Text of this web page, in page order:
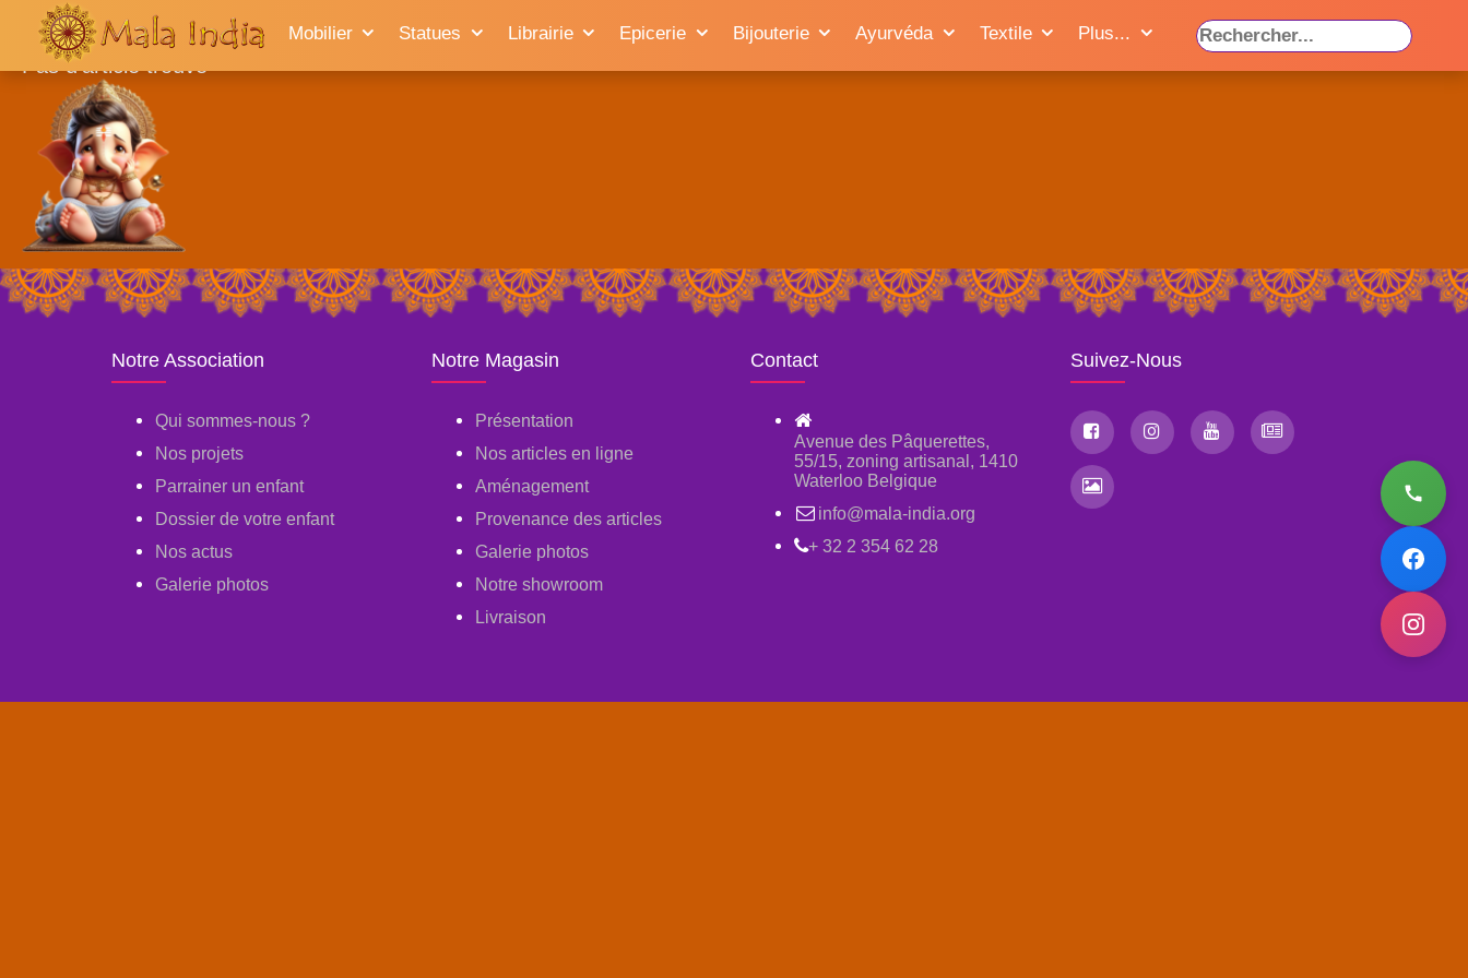
Mobilier Statues Librairie Epicerie Bijouterie Ayurvéda Textile Plus...
Accueil
Pas d'article trouvé
Notre Association
Qui sommes-nous ?
Nos projets
Parrainer un enfant
Dossier de votre enfant
Nos actus
Galerie photos
Notre Magasin
Présentation
Nos articles en ligne
Aménagement
Provenance des articles
Galerie photos
Notre showroom
Livraison
Contact
Avenue des Pâquerettes,
55/15, zoning artisanal, 1410
Waterloo Belgique
info@mala-india.org
+ 32 2 354 62 28
Suivez-Nous